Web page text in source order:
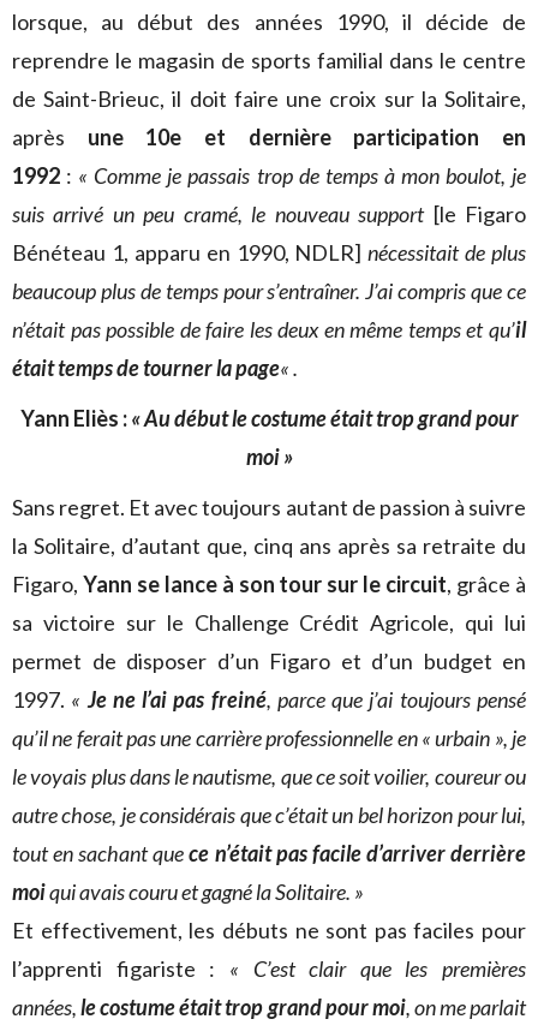
lorsque, au début des années 1990, il décide de
reprendre le magasin de sports familial dans le centre
de Saint-Brieuc, il doit faire une croix sur la Solitaire,
après une 10e et dernière participation en
1992 : « Comme je passais trop de temps à mon boulot, je
suis arrivé un peu cramé, le nouveau support [le Figaro
Bénéteau 1, apparu en 1990, NDLR]nécessitait de plus
beaucoup plus de temps pour s’entraîner. J’ai compris que ce
n’était pas possible de faire les deux en même temps et qu’il
était temps de tourner la page« .
Yann Eliès :« Au début le costume était trop grand pour
moi »
Sans regret. Et avec toujours autant de passion à suivre
la Solitaire, d’autant que, cinq ans après sa retraite du
Figaro, Yann se lance à son tour sur le circuit, grâce à
sa victoire sur le Challenge Crédit Agricole, qui lui
permet de disposer d’un Figaro et d’un budget en
1997. « Je ne l’ai pas freiné, parce que j’ai toujours pensé
qu’il ne ferait pas une carrière professionnelle en « urbain », je
le voyais plus dans le nautisme, que ce soit voilier, coureur ou
autre chose, je considérais que c’était un bel horizon pour lui,
tout en sachant quece n’était pas facile d’arriver derrière
moiqui avais couru et gagné la Solitaire. »
Et effectivement, les débuts ne sont pas faciles pour
l’apprenti figariste : « C’est clair que les premières
années,le costume était trop grand pour moi, on me parlait